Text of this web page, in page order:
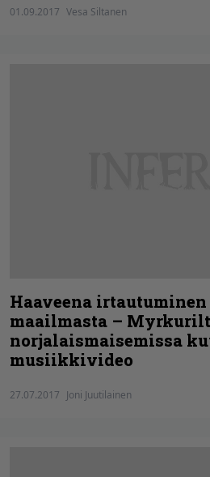
01.09.2017 Vesa Siltanen
Haaveena
maailmasta –
norjalaismaisemissa
musiikkivideo
27.07.2017 Joni Juutilainen